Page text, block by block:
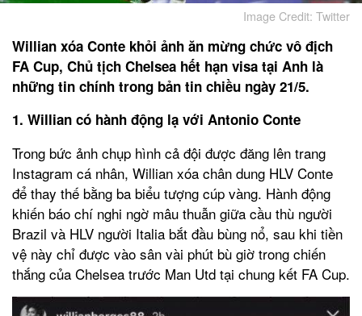
Image Credit: Twitter
Willian xóa Conte khỏi ảnh ăn mừng chức vô địch
FA Cup, Chủ tịch Chelsea hết hạn visa tại Anh là
những tin chính trong bản tin chiều ngày 21/5.
1. Willian có hành động lạ với Antonio Conte
Trong bức ảnh chụp hình cả đội được đăng lên trang
Instagram cá nhân, Willian xóa chân dung HLV Conte
để thay thế bằng ba biểu tượng cúp vàng. Hành động
khiến báo chí nghi ngờ mâu thuẫn giữa cầu thù người
Brazil và HLV người Italia bắt đầu bùng nổ, sau khi tiền
vệ này chỉ được vào sân vài phút bù giờ trong chiến
thắng của Chelsea trước Man Utd tại chung kết FA Cup.